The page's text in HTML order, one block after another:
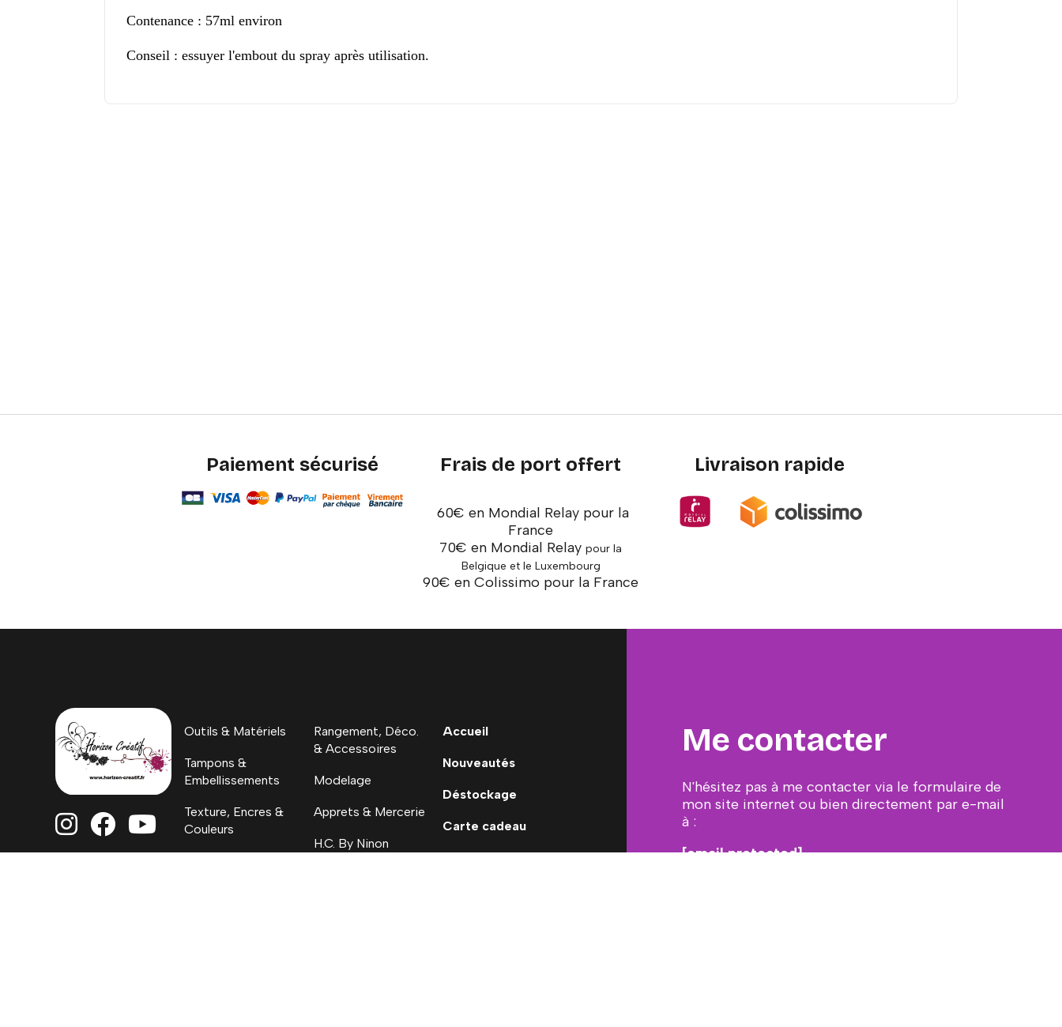
Contenance : 57ml environ
Conseil : essuyer l'embout du spray après utilisation.
Paiement sécurisé Frais de port offert
60€ en Mondial Relay pour la
France
70€ en Mondial Relaypour la
Belgique et le Luxembourg
90€ en Colissimo pour la France
Livraison rapide
  
Outils & Matériels
Tampons &
Embellissements
Texture, Encres &
Couleurs
Rangement, Déco.
& Accessoires
Modelage
Apprets & Mercerie
H.C. By Ninon
Accueil
Nouveautés
Déstockage
Carte cadeau
Me contacter
N'hésitez pas à me contacter via le formulaire de
mon site internet ou bien directement par e-mail
à :
[email protected]